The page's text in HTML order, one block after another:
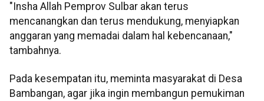
"Insha Allah Pemprov Sulbar akan terus
mencanangkan dan terus mendukung, menyiapkan
anggaran yang memadai dalam hal kebencanaan,"
tambahnya.
Pada kesempatan itu, meminta masyarakat di Desa
Bambangan, agar jika ingin membangun pemukiman